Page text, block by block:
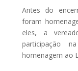
Antes do
foram
eles, a
participação
homenagem ao